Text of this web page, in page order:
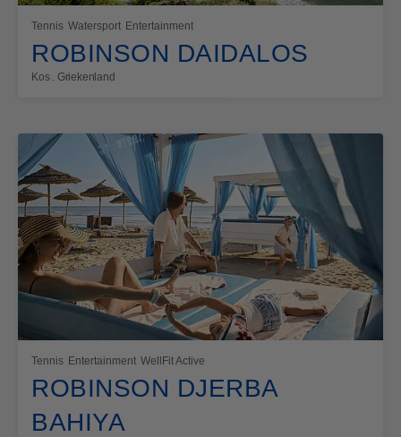
Tennis Watersport Entertainment
ROBINSON DAIDALOS
Kos . Griekenland
Tennis Entertainment WellFit Active
ROBINSON DJERBA
BAHIYA